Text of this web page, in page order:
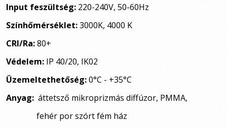
Input feszültség: 220-240V, 50-60Hz
Színhőmérséklet:3000K, 4000 K
CRI/Ra:80+
Védelem: IP 40/20, IK02
Üzemeltethetőség:0°C - +35°C
Anyag: áttetsző mikroprizmás diffúzor, PMMA,
fehér por szórt fém ház